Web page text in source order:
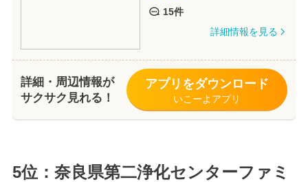
15件
詳細情報を見る
詳細・周辺情報が
サクサク見れる！
アプリをダウンロード
いこーよアプリ
5位：奈良県第二浄化センターファミ